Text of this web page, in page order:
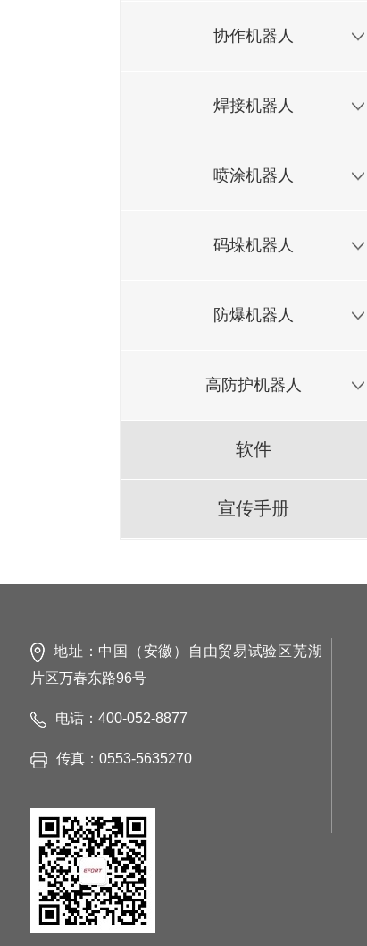
协作机器人
焊接机器人
喷涂机器人
码垛机器人
防爆机器人
高防护机器人
软件
宣传手册
地址：中国（安徽）自由贸易试验区芜湖
片区万春东路96号
电话：400-052-8877
传真：0553-5635270